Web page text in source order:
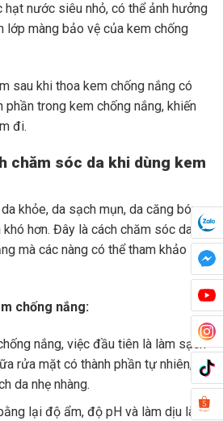
hạt nước siêu nhỏ, có thể ảnh hưởng
lớp màng bảo vệ của kem chống
sau khi thoa kem chống nắng có
phần trong kem chống nắng, khiến
đi.
chăm sóc da khi dùng kem
khỏe, da sạch mụn, da căng bóng
hơn. Đây là cách chăm sóc da
mà các nàng có thể tham khảo
chống nắng:
nắng, việc đầu tiên là làm sạch
rửa mặt có thành phần tự nhiên,
da nhẹ nhàng.
lại độ ẩm, độ pH và làm dịu làn